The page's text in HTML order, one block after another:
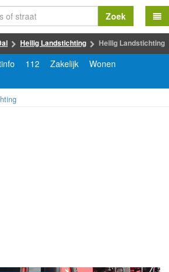
Zoek
Heilig Landstichting Heilig Landstichting
112 Zakelijk
Wonen